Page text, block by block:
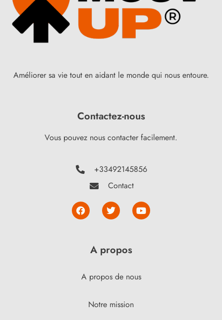
Améliorer sa vie tout en aidant le monde qui nous entoure.
Contactez-nous
Vous pouvez nous contacter facilement.
+33492145856
Contact
A propos
A propos de nous
Notre mission